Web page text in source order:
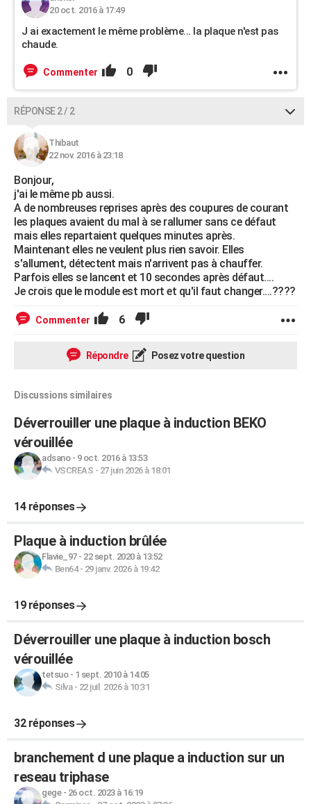
20 oct. 2016 à 17:49
J ai exactement le même problème... la plaque n'est pas
chaude.
Commenter 0
RÉPONSE 2 / 2
Thibaut
22 nov. 2016 à 23:18
Bonjour,
j'ai le même pb aussi.
A de nombreuses reprises après des coupures de courant
les plaques avaient du mal à se rallumer sans ce défaut
mais elles repartaient quelques minutes après.
Maintenant elles ne veulent plus rien savoir. Elles
s'allument, détectent mais n'arrivent pas à chauffer.
Parfois elles se lancent et 10 secondes après défaut....
Je crois que le module est mort et qu'il faut changer....????
Commenter 6
Répondre Posez votre question
Discussions similaires
Déverrouiller une plaque à induction BEKO
vérouillée
adsano- 9 oct. 2016 à 13:53
VSCREAS - 27 juin 2026 à 18:01
14 réponses
Plaque à induction brûlée
Flavie_97- 22 sept. 2020 à 13:52
Ben64- 29 janv. 2026 à 19:42
19 réponses
Déverrouiller une plaque à induction bosch
vérouillée
tetsuo- 1 sept. 2010 à 14:05
Silva- 22 juil. 2026 à 10:31
32 réponses
branchement d une plaque a induction sur un
reseau triphase
gege- 26 oct. 2023 à 16:19